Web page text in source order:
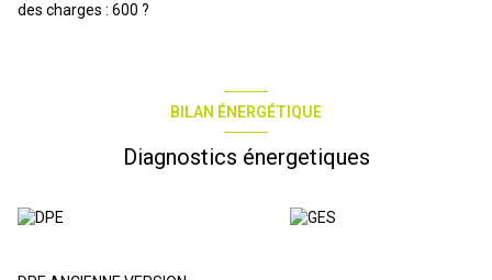
des charges : 600 ?
BILAN ÉNERGÉTIQUE
Diagnostics énergetiques